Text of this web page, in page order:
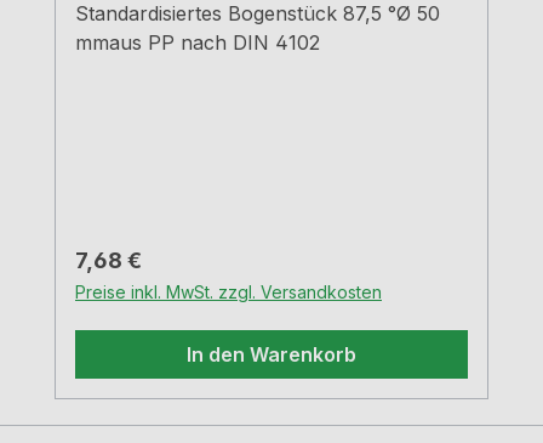
Standardisiertes Bogenstück 87,5 °Ø 50
mmaus PP nach DIN 4102
Regulärer Preis:
7,68 €
Preise inkl. MwSt. zzgl. Versandkosten
In den Warenkorb